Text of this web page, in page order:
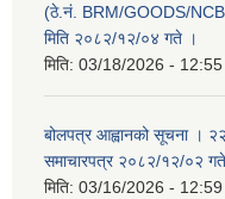
(ठे.नं. BRM/GOODS/
मिति २०८२/१२/०४ गते ।
मिति: 03/18/2026 - 12:55
बोलपत्र आह्वानको सूचना ।
समाचारपत्र २०८२/१२/०२
मिति: 03/16/2026 - 12:59